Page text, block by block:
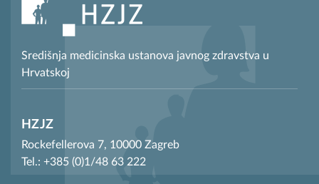
Središnja medicinska ustanova javnog zdravstva u
Hrvatskoj
HZJZ
Rockefellerova 7, 10000 Zagreb
Tel.: +385 (0)1/48 63 222